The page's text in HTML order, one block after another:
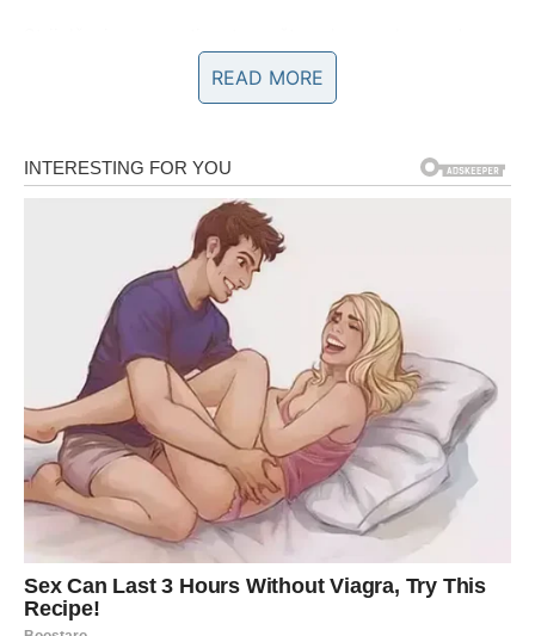
pronađu način da ponovo ustanu. Čak i kada ste prolazili
kroz teške trenutke, niste izgubili vjeru da vas čekaju
Mnogi ljudi vide vaš osmijeh i vedrinu, ali ne vide koliko
ste puta morali da krenete iz početka i koliko ste energije
ulagali da biste stigli tamo gdje ste danas.
Sudbina sada pokazuje da nijedan vaš korak nije bio
uzaludan. Sve ono što ste radili polako dolazi na naplatu u
pozitivnom smislu.
Ovo je period tokom kojeg ćete vidjeti da se optimizam
zaista isplati.
READ MORE